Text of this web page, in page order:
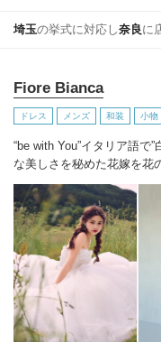
埼玉の挙式に対応し奈良に
Fiore Bianca
ドレス メンズ 和装 小物
“be with You”イタリア語で
な美しさを秘めた花嫁を花
リーをあなたと共に紡いで
ズブランドや、オリジナル
会わせてくれます。誰かの
ルへあなたにしかできない
い花を咲かせ今よりずっと